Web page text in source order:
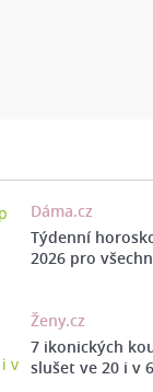
Dáma.cz
Týdenní
2026 pro
Ženy.cz
7 ikonických
slušet ve 20 i v